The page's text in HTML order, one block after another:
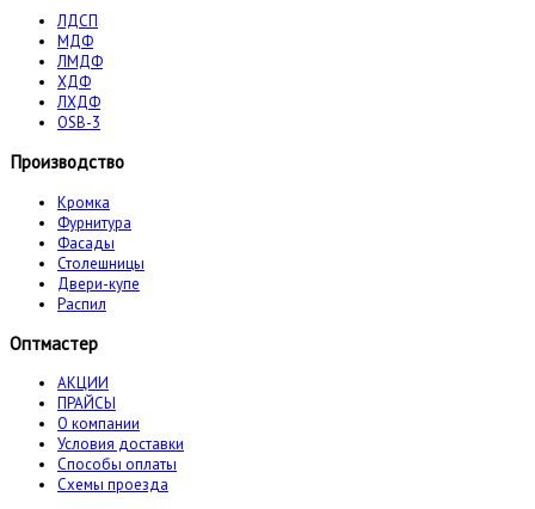
ЛДСП
МДФ
ЛМДФ
ХДФ
ЛХДФ
OSB-3
Производство
Кромка
Фурнитура
Фасады
Столешницы
Двери-купе
Распил
Оптмастер
АКЦИИ
ПРАЙСЫ
О компании
Условия доставки
Способы оплаты
Схемы проезда